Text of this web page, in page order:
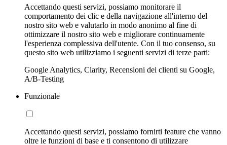
Accettando questi servizi, possiamo monitorare il
comportamento dei clic e della navigazione all'interno del
nostro sito web e valutarlo in modo anonimo al fine di
ottimizzare il nostro sito web e migliorare continuamente
l'esperienza complessiva dell'utente. Con il tuo consenso, su
questo sito web utilizziamo i seguenti servizi di terze parti:
Google Analytics, Clarity, Recensioni dei clienti su Google,
A/B-Testing
Funzionale
Accettando questi servizi, possiamo fornirti feature che vanno
oltre le funzioni di base e ti consentono di utilizzare